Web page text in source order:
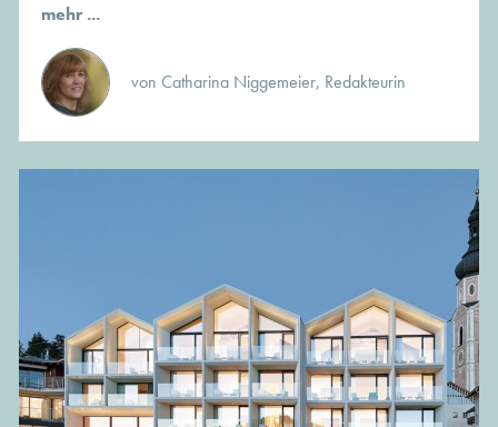
mehr ...
von Catharina Niggemeier, Redakteurin